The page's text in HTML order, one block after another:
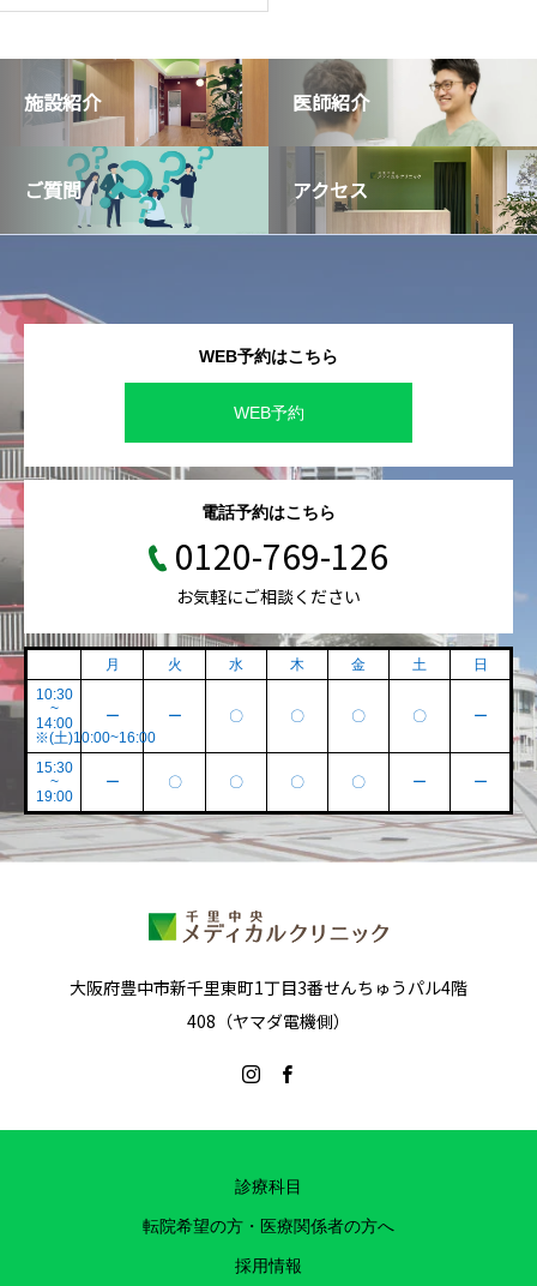
施設紹介 医師紹介
ご質問 アクセス
WEB予約はこちら
WEB予約
電話予約はこちら
0120-769-126
お気軽にご相談ください
月 火 水 木 金 土
日
10:30
~
14:00
※(土)10:00~16:00
ー ー 〇 〇 〇 〇 ー
15:30
~
19:00
ー 〇 〇 〇 〇 ー ー
大阪府豊中市新千里東町1丁目3番せんちゅうパル4階
408（ヤマダ電機側）
診療科目
転院希望の方・医療関係者の方へ
採用情報